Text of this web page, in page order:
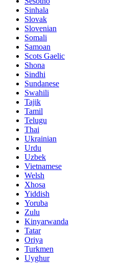
Sinhala
Slovak
Slovenian
Somali
Samoan
Scots Gaelic
Shona
Sindhi
Sundanese
Swahili
Tajik
Tamil
Telugu
Thai
Ukrainian
Urdu
Uzbek
Vietnamese
Welsh
Xhosa
Yiddish
Yoruba
Zulu
Kinyarwanda
Tatar
Oriya
Turkmen
Uyghur